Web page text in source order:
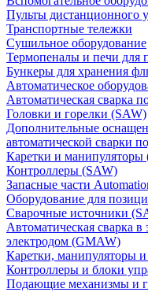
Пульты дистанционного
Транспортные тележки
Сушильное оборудование
Термопеналы и печи для
Бункеры для хранения
Автоматическое
Автоматическая сварка
Головки и горелки (SAW)
Дополнительные
автоматической сварки
Каретки и манипуляторы
Контроллеры (SAW)
Запасные части
Оборудование для
Сварочные источники
Автоматическая сварка
электродом (GMAW)
Каретки, манипуляторы
Контроллеры и блоки
Подающие механизмы и